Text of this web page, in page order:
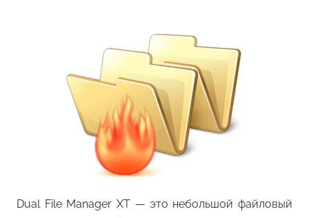
Dual File Manager XT — это небольшой файловый